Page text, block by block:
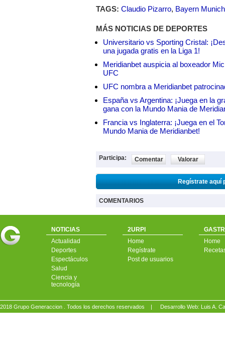
TAGS: Claudio Pizarro, Bayern Munich
MÁS NOTICIAS DE DEPORTES
Universitario vs Sporting Cristal:
una jugada gratis en la Liga 1!
Meridianbet auspicia al boxeador
UFC
UFC nombra a Meridianbet
España vs Argentina: ¡Juega en la
gana con la Mundo Mania de
Francia vs Inglaterra: ¡Juega en el
Mundo Mania de Meridianbet!
Participa: Comentar Valorar
Regístrate aquí
COMENTARIOS
NOTICIAS
Actualidad
Deportes
Espectáculos
Salud
Ciencia y
tecnología
2URPI
Home
Regístrate
Post de usuarios
Home
2018 Grupo Generaccion . Todos los derechos reservados | Desarrollo Web: Luis